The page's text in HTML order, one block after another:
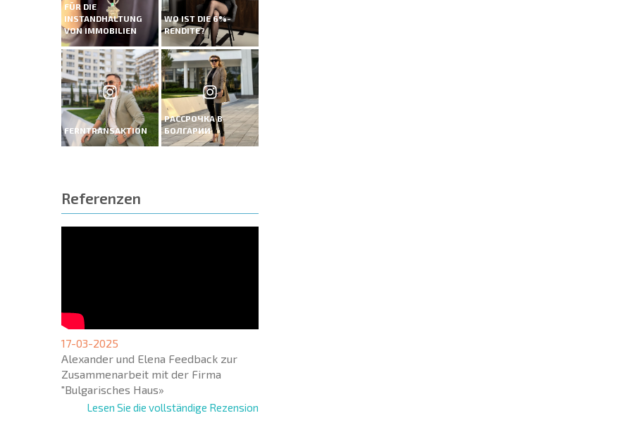
FÜR DIE
INSTANDHALTUNG
VON IMMOBILIEN
WO IST DIE 6%-
RENDITE?
FERNTRANSAKTION
РАССРОЧКА В
БОЛГАРИИ
Referenzen
17-03-2025
Alexander und Elena Feedback zur
Zusammenarbeit mit der Firma
"Bulgarisches Haus»
Lesen Sie die vollständige Rezension